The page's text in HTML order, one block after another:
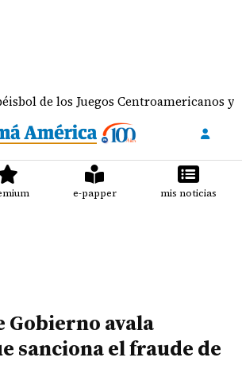
Juegos Centroamericanos y del Caribe
e-papper mis noticias
Gobierno avala
sanciona el fraude de